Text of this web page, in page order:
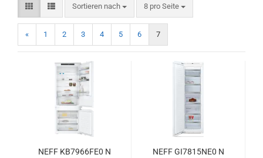
Sortieren nach
Sortieren nach 8 pro Seite
pro Seite
« 1 2 3 4 5 6 7
NEFF KB7966FE0 N
NEFF GI7815NE0 N